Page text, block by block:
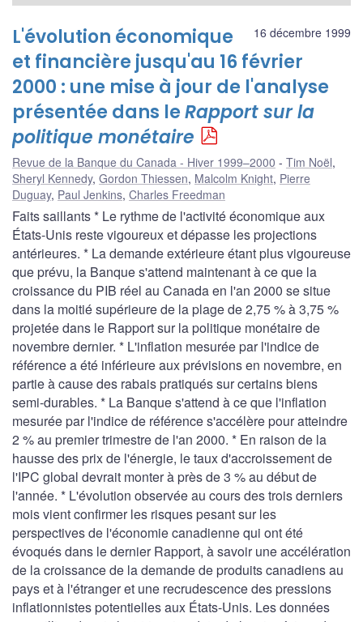
16 décembre 1999
L'évolution économique
et financière jusqu'au 16 février
2000 : une mise à jour de l'analyse
présentée dans leRapport sur la
politique monétaire
Revue de la Banque du Canada - Hiver 1999–2000 Tim Noël,
Sheryl Kennedy, Gordon Thiessen, Malcolm Knight, Pierre
Duguay, Paul Jenkins, Charles Freedman
Faits saillants * Le rythme de l'activité économique aux
États-Unis reste vigoureux et dépasse les projections
antérieures. * La demande extérieure étant plus vigoureuse
que prévu, la Banque s'attend maintenant à ce que la
croissance du PIB réel au Canada en l'an 2000 se situe
dans la moitié supérieure de la plage de 2,75 % à 3,75 %
projetée dans le Rapport sur la politique monétaire de
novembre dernier. * L'inflation mesurée par l'indice de
référence a été inférieure aux prévisions en novembre, en
partie à cause des rabais pratiqués sur certains biens
semi-durables. * La Banque s'attend à ce que l'inflation
mesurée par l'indice de référence s'accélère pour atteindre
2 % au premier trimestre de l'an 2000. * En raison de la
hausse des prix de l'énergie, le taux d'accroissement de
l'IPC global devrait monter à près de 3 % au début de
l'année. * L'évolution observée au cours des trois derniers
mois vient confirmer les risques pesant sur les
perspectives de l'économie canadienne qui ont été
évoqués dans le dernier Rapport, à savoir une accélération
de la croissance de la demande de produits canadiens au
pays et à l'étranger et une recrudescence des pressions
inflationnistes potentielles aux États-Unis. Les données